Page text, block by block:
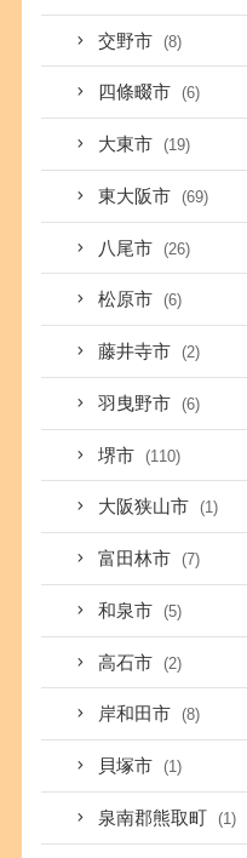
交野市 (8)
四條畷市 (6)
大東市 (19)
東大阪市 (69)
八尾市 (26)
松原市 (6)
藤井寺市 (2)
羽曳野市 (6)
堺市 (110)
大阪狭山市 (1)
富田林市 (7)
和泉市 (5)
高石市 (2)
岸和田市 (8)
貝塚市 (1)
泉南郡熊取町 (1)